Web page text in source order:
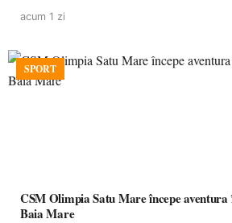
acum 1 zi
SPORT
CSM Olimpia Satu Mare începe aventura în Cupa României la
Baia Mare